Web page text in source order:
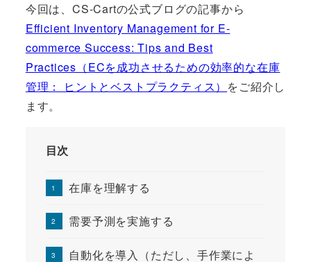
今回は、CS-Cartの公式ブログの記事から
Efficient Inventory Management for E-
commerce Success: Tips and Best
Practices（ECを成功させるための効率的な在庫
管理： ヒントとベストプラクティス） をご紹介し
ます。
目次
在庫を理解する
需要予測を実施する
自動化を導入（ただし、手作業によ